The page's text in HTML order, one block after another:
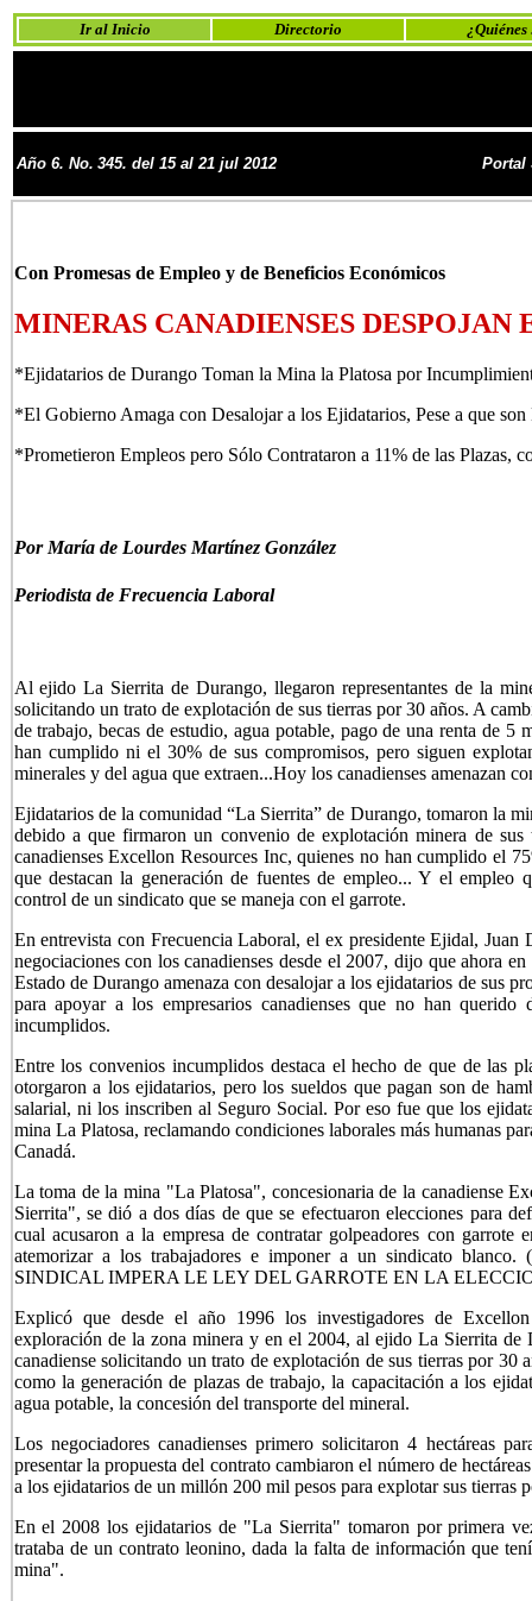
Ir al Inicio Directorio ¿Quiénes
Año 6. No. 345. del 15 al 21 jul 2012 Portal
Con Promesas de Empleo y de Beneficios Económicos
MINERAS CANADIENSES DESPOJAN
*Ejidatarios de Durango Toman la Mina la Platosa por
*El Gobierno Amaga con Desalojar a los Ejidatarios, Pese a que
*Prometieron Empleos pero Sólo Contrataron a 11% de las Plazas,
Por María de Lourdes Martínez González
Periodista de Frecuencia Laboral
Al ejido La Sierrita de Durango, llegaron representantes de la
solicitando un trato de explotación de sus tierras por 30 años. A
de trabajo, becas de estudio, agua potable, pago de una renta de 5
han cumplido ni el 30% de sus compromisos, pero siguen
minerales y del agua que extraen...Hoy los canadienses amenazan
Ejidatarios de la comunidad “La Sierrita” de Durango, tomaron la
debido a que firmaron un convenio de explotación minera de sus
canadienses Excellon Resources Inc, quienes no han cumplido el
que destacan la generación de fuentes de empleo... Y el
control de un sindicato que se maneja con el garrote.
En entrevista con Frecuencia Laboral, el ex presidente Ejidal, Juan
negociaciones con los canadienses desde el 2007, dijo que ahora
Estado de Durango amenaza con desalojar a los ejidatarios de sus
para apoyar a los empresarios canadienses que no han
incumplidos.
Entre los convenios incumplidos destaca el hecho de que de las
otorgaron a los ejidatarios, pero los sueldos que pagan son de
salarial, ni los inscriben al Seguro Social. Por eso fue que los
mina La Platosa, reclamando condiciones laborales más humanas
Canadá.
La toma de la mina "La Platosa", concesionaria de la canadiense
Sierrita", se dió a dos días de que se efectuaron elecciones para
cual acusaron a la empresa de contratar golpeadores con garrote
atemorizar a los trabajadores e imponer a un sindicato blanco.
SINDICAL IMPERA LE LEY DEL GARROTE EN LA
Explicó que desde el año 1996 los investigadores de
exploración de la zona minera y en el 2004, al ejido La Sierrita de
canadiense solicitando un trato de explotación de sus tierras por 30
como la generación de plazas de trabajo, la capacitación a los
agua potable, la concesión del transporte del mineral.
Los negociadores canadienses primero solicitaron 4 hectáreas
presentar la propuesta del contrato cambiaron el número de
a los ejidatarios de un millón 200 mil pesos para explotar sus tierras
En el 2008 los ejidatarios de "La Sierrita" tomaron por primera
trataba de un contrato leonino, dada la falta de información que
mina".